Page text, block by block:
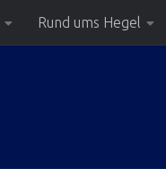
Rund ums Hegel